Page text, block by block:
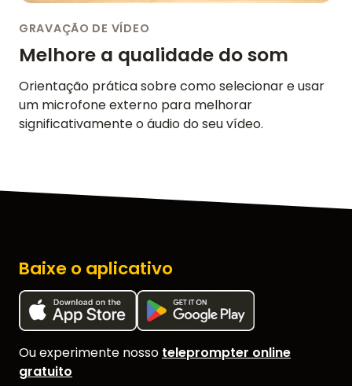
GRAVAÇÃO DE VÍDEO
Melhore a qualidade do som
Orientação prática sobre como selecionar e usar
um microfone externo para melhorar
significativamente o áudio do seu vídeo.
Baixe o aplicativo
Ou experimente nosso teleprompter online
gratuito